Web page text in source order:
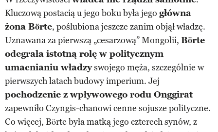
Kluczową postacią u jego boku była jego główna
żona Börte, poślubiona jeszcze zanim objął władzę.
Uznawana za pierwszą „cesarzową” Mongolii, Börte
odegrała istotną rolę w politycznym
umacnianiu władzyswojego męża, szczególnie w
pierwszych latach budowy imperium. Jej
pochodzenie z wpływowego rodu Onggirat
zapewniło Czyngis-chanowi cenne sojusze polityczne.
Co więcej, Börte była matką jego czterech synów, z